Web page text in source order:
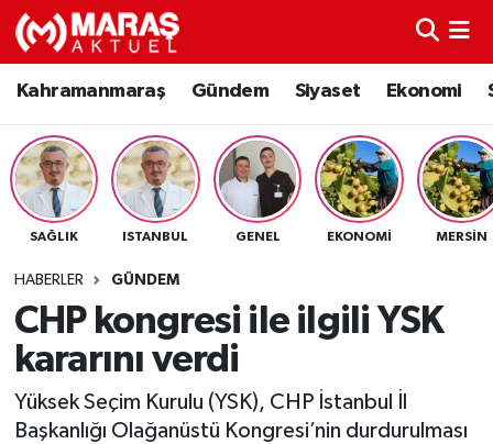
Kahramanmaraş Gündem Siyaset Ekonomi
SAĞLIK ISTANBUL GENEL EKONOMI MERSIN
HABERLER GÜNDEM
CHP kongresi ile ilgili YSK
kararını verdi
Yüksek Seçim Kurulu (YSK), CHP İstanbul İl
Başkanlığı Olağanüstü Kongresi’nin durdurulması
Kahramanmaraş
Gündem
Siyaset
Spor
Sağlık
Teknoloji
Nöbetçi Eczaneler
Hava Durumu
Namaz Vakitleri
TFF 3.Lig 4.Grup Puan Durumu ve Fikstür
Tüm Manşetler
Son Dakika Haberleri